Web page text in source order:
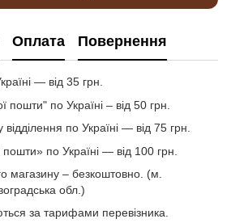
Оплата Повернення
— від 35 грн.
по Україні – від 50 грн.
по Україні — від 75 грн.
по Україні — від 100 грн.
магазину – безкоштовно. (м.
обл.)
за тарифами перевізника.